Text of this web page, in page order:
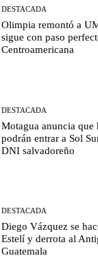
DESTACADA
Olimpia remontó a
sigue con paso
Centroamericana
DESTACADA
Motagua anuncia que
podrán entrar a Sol
DNI salvadoreño
DESTACADA
Diego Vázquez se
Estelí y derrota al
Guatemala